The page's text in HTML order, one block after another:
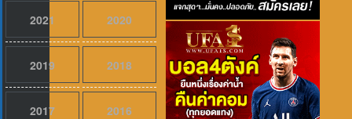
2021 2020
2019 2018
2017 2016